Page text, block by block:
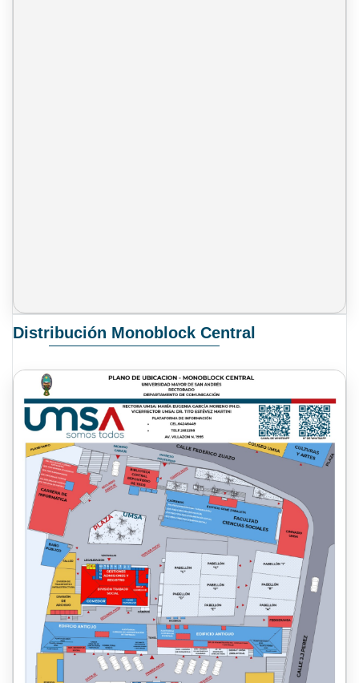
Distribución Monoblock Central